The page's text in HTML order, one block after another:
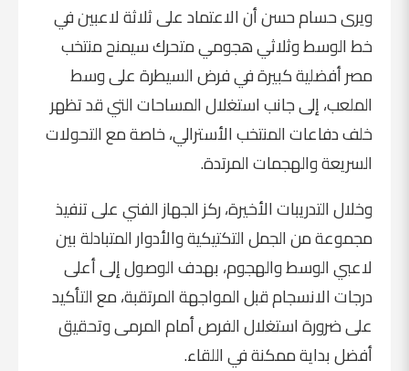
ويرى حسام حسن أن الاعتماد على ثلاثة لاعبين في
خط الوسط وثلاثي هجومي متحرك سيمنح منتخب
مصر أفضلية كبيرة في فرض السيطرة على وسط
الملعب، إلى جانب استغلال المساحات التي قد تظهر
خلف دفاعات المنتخب الأسترالي، خاصة مع التحولات
السريعة والهجمات المرتدة.
وخلال التدريبات الأخيرة، ركز الجهاز الفني على تنفيذ
مجموعة من الجمل التكتيكية والأدوار المتبادلة بين
لاعبي الوسط والهجوم، بهدف الوصول إلى أعلى
درجات الانسجام قبل المواجهة المرتقبة، مع التأكيد
على ضرورة استغلال الفرص أمام المرمى وتحقيق
أفضل بداية ممكنة في اللقاء.